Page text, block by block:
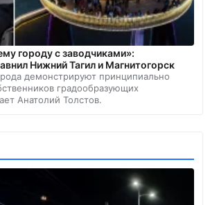
городу с заводчиками»:
Нижний Тагил и Магнитогорск
демонстрируют принципиально
градообразующих
Анатолий Толстов.